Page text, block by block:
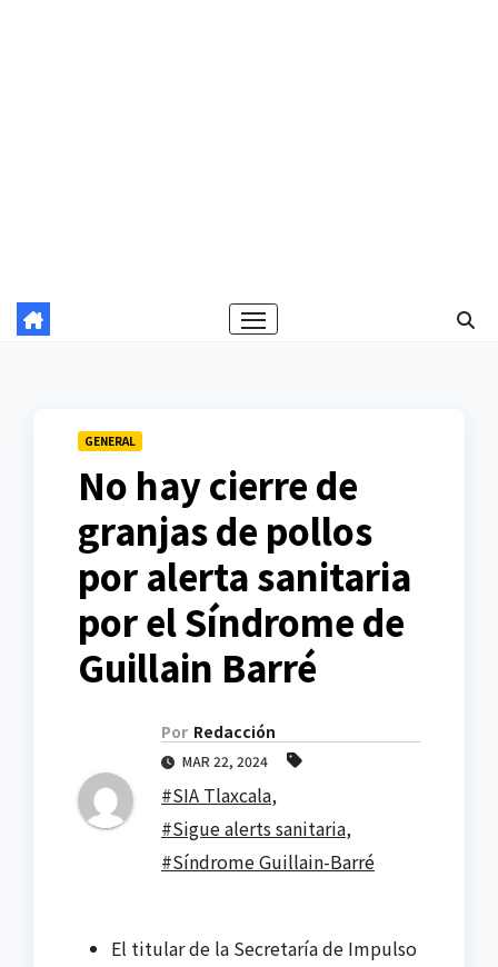
GENERAL
No hay cierre de
granjas de pollos
por alerta sanitaria
por el Síndrome de
Guillain Barré
Por Redacción
MAR 22, 2024
#SIA Tlaxcala,
#Sigue alerts sanitaria,
#Síndrome Guillain-Barré
El titular de la Secretaría de Impulso